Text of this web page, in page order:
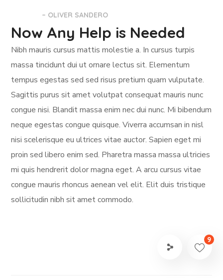
– OLIVER SANDERO
Now Any Help is Needed
Nibh mauris cursus mattis molestie a. In cursus turpis
massa tincidunt dui ut ornare lectus sit. Elementum
tempus egestas sed sed risus pretium quam vulputate.
Sagittis purus sit amet volutpat consequat mauris nunc
congue nisi. Blandit massa enim nec dui nunc. Mi bibendum
neque egestas congue quisque. Viverra accumsan in nisl
nisi scelerisque eu ultrices vitae auctor. Sapien eget mi
proin sed libero enim sed. Pharetra massa massa ultricies
mi quis hendrerit dolor magna eget. A arcu cursus vitae
congue mauris rhoncus aenean vel elit. Elit duis tristique
sollicitudin nibh sit amet commodo.
9